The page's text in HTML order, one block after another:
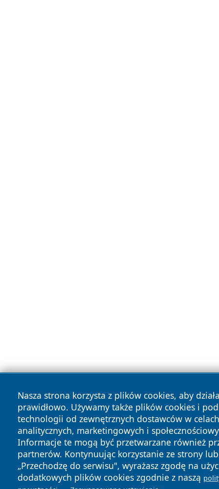
Nasza strona korzysta z plików cookies, aby
prawidłowo. Używamy także plików cookies i
technologii od zewnętrznych dostawców w celach
analitycznych, marketingowych i
Informacje te mogą być przetwarzane również
partnerów. Kontynuując korzystanie ze strony
„Przechodzę do serwisu", wyrażasz zgodę na
dodatkowych plików cookies zgodnie z naszą